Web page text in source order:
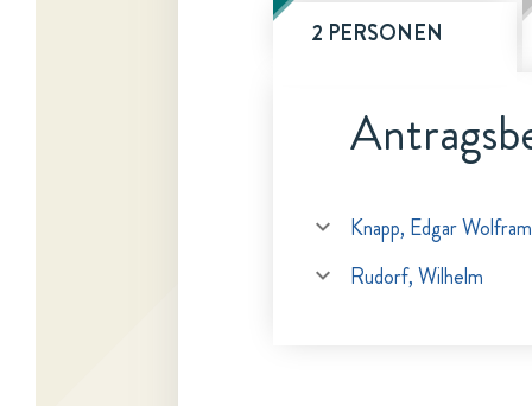
2 PERSONEN
Knapp, Edgar Wolfram
Rudorf, Wilhelm